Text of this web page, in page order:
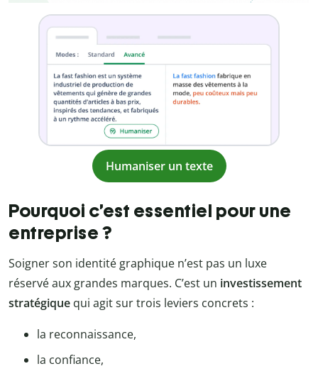
Humaniser un texte
Pourquoi c’est essentiel pour une
entreprise ?
Soigner son identité graphique n’est pas un luxe
réservé aux grandes marques. C’est un investissement
stratégique qui agit sur trois leviers concrets :
la reconnaissance,
la confiance,